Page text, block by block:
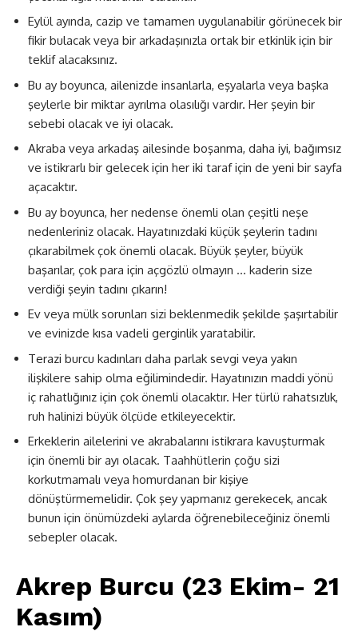
Eylül ayında, cazip ve tamamen uygulanabilir görünecek bir
fikir bulacak veya bir arkadaşınızla ortak bir etkinlik için bir
teklif alacaksınız.
Bu ay boyunca, ailenizde insanlarla, eşyalarla veya başka
şeylerle bir miktar ayrılma olasılığı vardır. Her şeyin bir
sebebi olacak ve iyi olacak.
Akraba veya arkadaş ailesinde boşanma, daha iyi, bağımsız
ve istikrarlı bir gelecek için her iki taraf için de yeni bir sayfa
açacaktır.
Bu ay boyunca, her nedense önemli olan çeşitli neşe
nedenleriniz olacak. Hayatınızdaki küçük şeylerin tadını
çıkarabilmek çok önemli olacak. Büyük şeyler, büyük
başarılar, çok para için açgözlü olmayın … kaderin size
verdiği şeyin tadını çıkarın!
Ev veya mülk sorunları sizi beklenmedik şekilde şaşırtabilir
ve evinizde kısa vadeli gerginlik yaratabilir.
Terazi burcu kadınları daha parlak sevgi veya yakın
ilişkilere sahip olma eğilimindedir. Hayatınızın maddi yönü
iç rahatlığınız için çok önemli olacaktır. Her türlü rahatsızlık,
ruh halinizi büyük ölçüde etkileyecektir.
Erkeklerin ailelerini ve akrabalarını istikrara kavuşturmak
için önemli bir ayı olacak. Taahhütlerin çoğu sizi
korkutmamalı veya homurdanan bir kişiye
dönüştürmemelidir. Çok şey yapmanız gerekecek, ancak
bunun için önümüzdeki aylarda öğrenebileceğiniz önemli
sebepler olacak.
Akrep Burcu (23 Ekim- 21
Kasım)